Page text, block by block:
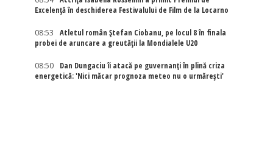
Excelenţă în deschiderea Festivalului de Film de la Locarno
08:53
Atletul român Ștefan Ciobanu, pe locul 8 în finala
probei de aruncare a greutății la Mondialele U20
08:50
Dan Dungaciu îi atacă pe guvernanți în plină criza
energetică: 'Nici măcar prognoza meteo nu o urmărești'